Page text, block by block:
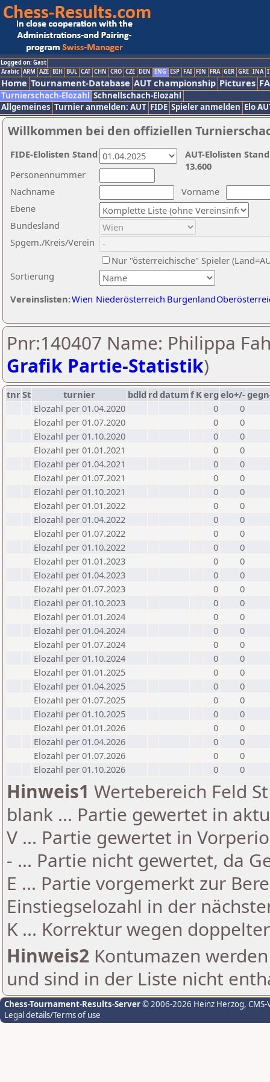
Logged on: Gast
Arabic ARM AZE BIH BUL CAT CHN CRO CZE DEN ENG ESP FAI FIN FRA GER GRE INA
Home Tournament-Database AUT championship Pictures
Turnierschach-Elozahl Schnellschach-Elozahl
Allgemeines Turnier anmelden: AUT FIDE Spieler anmelden Elo
Willkommen bei den offiziellen
Nachname
Vorname
Ebene
Sortierung
Personennummer
Bundesland
Spgem./Kreis/Verein
Nur "österreichische" Spieler
Vereinslisten:Wien Niederösterreich Burgenland
AUT-Elolisten
13.600
FIDE-Elolisten Stand
Pnr:140407 Name: Philippa
Grafik Partie-Statistik)
tnrSt turnier bdld rd datumf Kerg elo+/-
Elozahl per 01.04.2020
0
0
Elozahl per 01.07.2020
0
0
Elozahl per 01.10.2020
0
0
Elozahl per 01.01.2021
0
0
Elozahl per 01.04.2021
0
0
Elozahl per 01.07.2021
0
0
Elozahl per 01.10.2021
0
0
Elozahl per 01.01.2022
0
0
Elozahl per 01.04.2022
0
0
Elozahl per 01.07.2022
0
0
Elozahl per 01.10.2022
0
0
Elozahl per 01.01.2023
0
0
Elozahl per 01.04.2023
0
0
Elozahl per 01.07.2023
0
0
Elozahl per 01.10.2023
0
0
Elozahl per 01.01.2024
0
0
Elozahl per 01.04.2024
0
0
Elozahl per 01.07.2024
0
0
Elozahl per 01.10.2024
0
0
Elozahl per 01.01.2025
0
0
Elozahl per 01.04.2025
0
0
Elozahl per 01.07.2025
0
0
Elozahl per 01.10.2025
0
0
Elozahl per 01.01.2026
0
0
Elozahl per 01.04.2026
0
0
Elozahl per 01.07.2026
0
0
Elozahl per 01.10.2026
0 0
Hinweis1 Wertebereich Feld
blank ... Partie gewertet in
V ... Partie gewertet in
- ... Partie nicht gewertet, da
E ... Partie vorgemerkt zur
Einstiegselozahl in der
K ... Korrektur wegen
Hinweis2 Kontumazen
und sind in der Liste nicht
Chess-Tournament-Results-Server© 2006-2026 Heinz Herzog,
Legal details/Terms of use